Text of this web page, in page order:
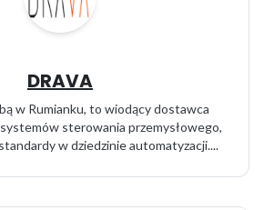
DRAVA
w Rumianku, to wiodący dostawca
sterowania przemysłowego,
w dziedzinie automatyzacji....